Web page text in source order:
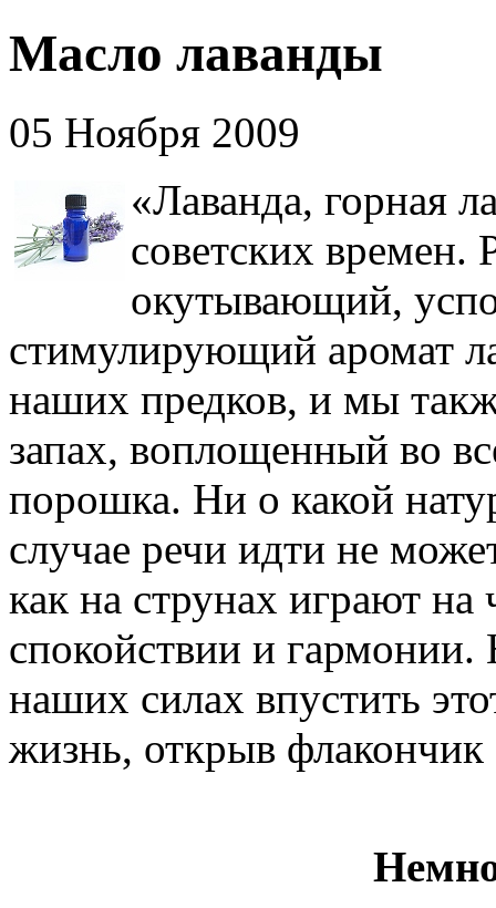
Масло лаванды
05 Ноября 2009
«Лаванда, горная
советских
окутывающий,
стимулирующий аромат
наших предков, и мы
запах, воплощенный во
порошка. Ни о какой
случае речи идти не
как на струнах играют на
спокойствии и гармонии.
наших силах впустить
жизнь, открыв